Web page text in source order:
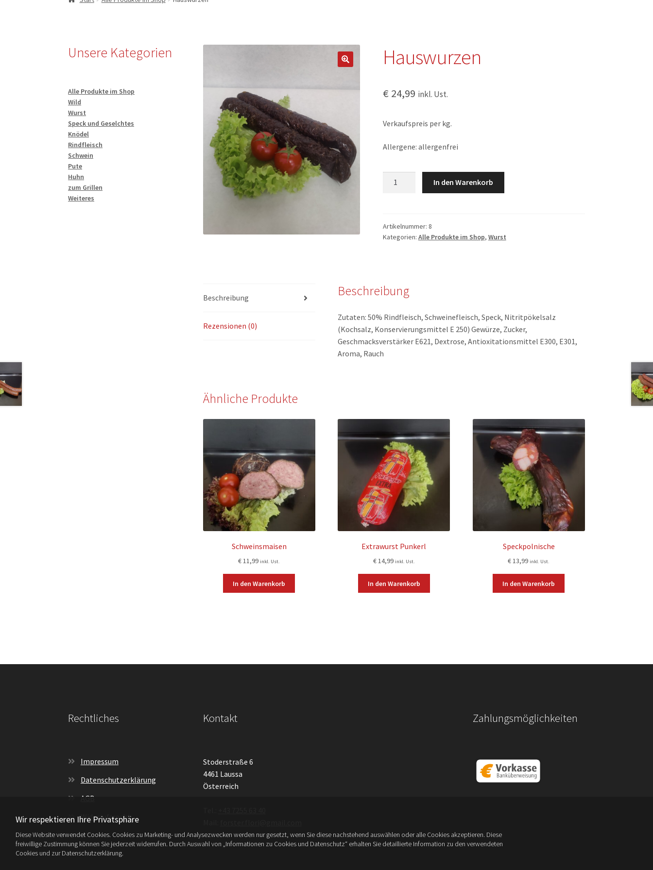
Hauswurzen
€ 24,99 inkl. Ust.
Verkaufspreis per kg.
Allergene: allergenfrei
In den Warenkorb
Artikelnummer: 8
Kategorien: Alle Produkte im Shop, Wurst
Beschreibung
Rezensionen (0)
Beschreibung
Zutaten: 50% Rindfleisch, Schweinefleisch, Speck, Nitritpökelsalz
(Kochsalz, Konservierungsmittel E 250) Gewürze, Zucker,
Geschmacksverstärker E621, Dextrose, Antioxitationsmittel E300, E301,
Aroma, Rauch
Ähnliche Produkte
Schweinsmaisen
€11,99 inkl. Ust.
In den Warenkorb
Extrawurst Punkerl
€14,99 inkl. Ust.
In den Warenkorb
Speckpolnische
€13,99 inkl. Ust.
In den Warenkorb
Unsere Kategorien
Alle Produkte im Shop
Wild
Wurst
Speck und Geselchtes
Knödel
Rindfleisch
Schwein
Pute
Huhn
zum Grillen
Weiteres
Rechtliches
Impressum
Datenschutzerklärung
AGB
Widerrufsrecht
Kontakt
Stoderstraße 6
4461 Laussa
Österreich
Zahlungsmöglichkeiten
Wir respektieren Ihre Privatsphäre
Diese Website verwendet Cookies. Cookies zu Marketing- und Analysezwecken werden nur gesetzt, wenn Sie diese nachstehend auswählen oder alle Cookies akzeptieren. Diese
freiwillige Zustimmung können Sie jederzeit widerrufen. Durch Auswahl von „Informationen zu Cookies und Datenschutz“ erhalten Sie detaillierte Information zu den verwendeten
Cookies und zur Datenschutzerklärung.